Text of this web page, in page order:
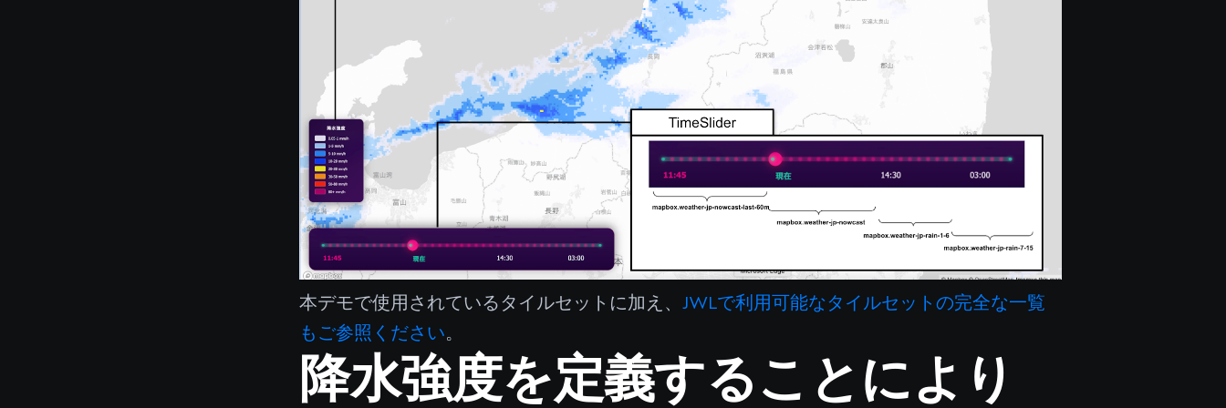
本デモで使用されているタイルセットに加え、JWLで利用可能なタイルセットの完全な一覧
もご参照ください。
降水強度を定義することにより